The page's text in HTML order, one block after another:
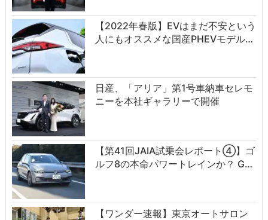
【2022年春版】EVはまだ不安という
人にもオススメな国産PHEVモデル…
日産、「アリア」第1号車納車セレモ
ニーを本社ギャラリーで開催
【第41回JAIA試乗会レポート④】ゴ
ルフ8の本命パワートレインか？ G…
【ワンダー速報】東京オートサロン